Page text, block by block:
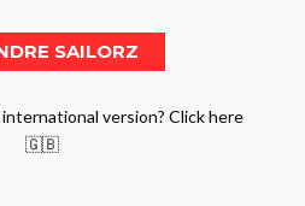
version? Click here
🇬🇧